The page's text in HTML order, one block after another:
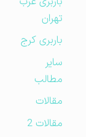
تهران
باربری کرج
مطالب
مقالات
مقالات 2